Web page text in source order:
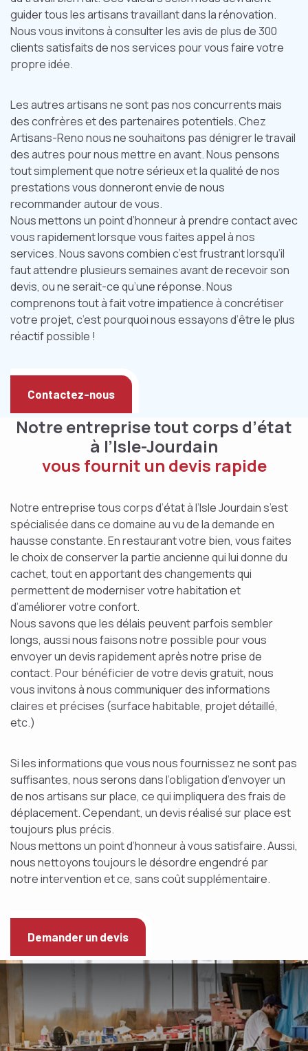
guider tous les artisans travaillant dans la rénovation.
Nous vous invitons à consulter les avis de plus de 300
clients satisfaits de nos services pour vous faire votre
propre idée.
Les autres artisans ne sont pas nos concurrents mais
des confrères et des partenaires potentiels. Chez
Artisans-Reno nous ne souhaitons pas dénigrer le travail
des autres pour nous mettre en avant. Nous pensons
tout simplement que notre sérieux et la qualité de nos
prestations vous donneront envie de nous
recommander autour de vous.
Nous mettons un point d’honneur à prendre contact avec
vous rapidement lorsque vous faites appel à nos
services. Nous savons combien c’est frustrant lorsqu’il
faut attendre plusieurs semaines avant de recevoir son
devis, ou ne serait-ce qu’une réponse. Nous
comprenons tout à fait votre impatience à concrétiser
votre projet, c’est pourquoi nous essayons d’être le plus
réactif possible !
Contactez-nous
Notre entreprise tout corps d’état
à l’Isle-Jourdain
vous fournit un devis rapide
Notre entreprise tous corps d’état à l’Isle Jourdain s’est
spécialisée dans ce domaine au vu de la demande en
hausse constante. En restaurant votre bien, vous faites
le choix de conserver la partie ancienne qui lui donne du
cachet, tout en apportant des changements qui
permettent de moderniser votre habitation et
d’améliorer votre confort.
Nous savons que les délais peuvent parfois sembler
longs, aussi nous faisons notre possible pour vous
envoyer un devis rapidement après notre prise de
contact. Pour bénéficier de votre devis gratuit, nous
vous invitons à nous communiquer des informations
claires et précises (surface habitable, projet détaillé,
etc.)
Si les informations que vous nous fournissez ne sont pas
suffisantes, nous serons dans l’obligation d’envoyer un
de nos artisans sur place, ce qui impliquera des frais de
déplacement. Cependant, un devis réalisé sur place est
toujours plus précis.
Nous mettons un point d’honneur à vous satisfaire. Aussi,
nous nettoyons toujours le désordre engendré par
notre intervention et ce, sans coût supplémentaire.
Demander un devis